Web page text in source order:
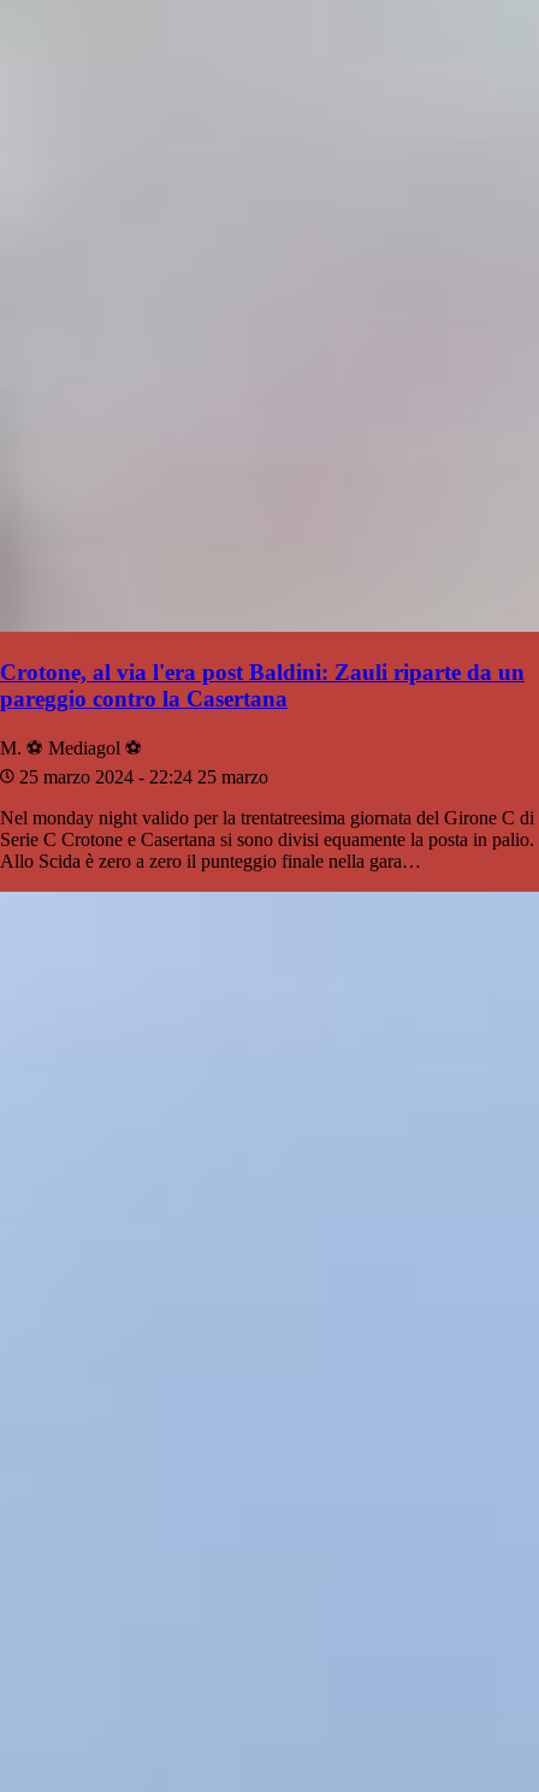
Crotone, al via l'era post Baldini: Zauli riparte da un
pareggio contro la Casertana
M. ⚽️️ Mediagol ⚽️️
25 marzo 2024 - 22:24 25 marzo
Nel monday night valido per la trentatreesima giornata del Girone C di
Serie C Crotone e Casertana si sono divisi equamente la posta in palio.
Allo Scida è zero a zero il punteggio finale nella gara…